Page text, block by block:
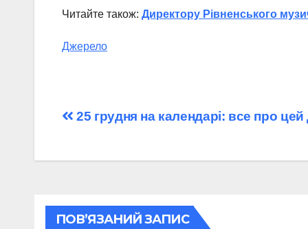
Читайте також: Директору Рівненського
Джерело
Навігація
25 грудня на календарі: все про цей
ПОВ’ЯЗАНИЙ ЗАПИС